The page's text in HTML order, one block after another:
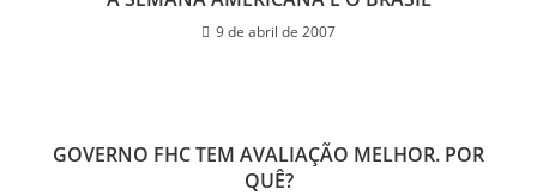
9 de abril de 2007
GOVERNO FHC TEM AVALIAÇÃO MELHOR. POR
QUÊ?